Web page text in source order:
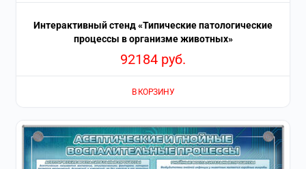
Интерактивный стенд «Типические патологические
процессы в организме животных»
92184 руб.
В КОРЗИНУ